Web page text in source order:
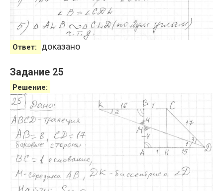
Ответ: доказано
Задание 25
Решение: